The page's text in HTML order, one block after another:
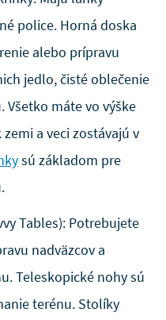
police. Horná doska
alebo prípravu
jedlo, čisté oblečenie
máte vo výške
a veci zostávajú v
sú základom pre
Tables): Potrebujete
nadväzcov a
Teleskopické nohy sú
terénu. Stolíky